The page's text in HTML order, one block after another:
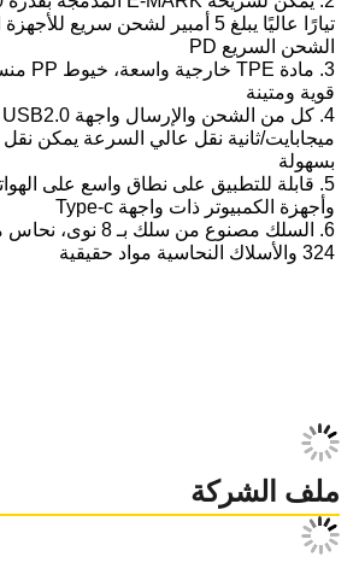
الشحن السريع PD
قوية ومتينة
بسهولة
وأجهزة الكمبيوتر ذات واجهة Type-c
324 والأسلاك النحاسية مواد حقيقية